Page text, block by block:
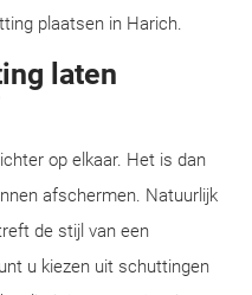
plaatsen in Harich.
laten
op elkaar. Het is dan
afschermen. Natuurlijk
de stijl van een
u kiezen uit schuttingen